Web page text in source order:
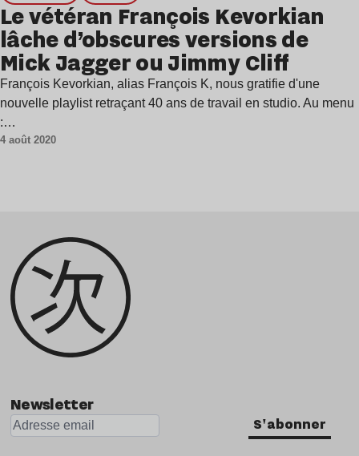
Le vétéran François Kevorkian
lâche d’obscures versions de
Mick Jagger ou Jimmy Cliff
François Kevorkian, alias François K, nous gratifie d'une
nouvelle playlist retraçant 40 ans de travail en studio. Au menu
:…
4 août 2020
Newsletter
S'abonner